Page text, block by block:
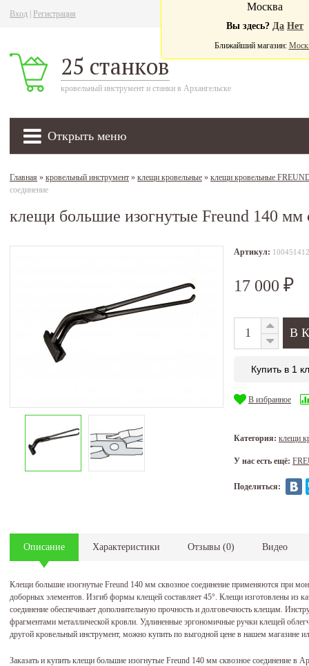
Вход Регистрация
25 станков
кровельный инструмент и станки в Архангельске
Открыть меню
Москва
Вы здесь? Да Нет
Ближайший магазин:
Главная » кровельный инструмент » клещи кровельные » клещи кровельные
соединение
клещи большие изогнутые Freund 140 мм
Артикул: 100451412
17 000 ₽
Купить в 1
В избранное
Категория: клещи
У нас есть ещё:
Поделиться:
Описание Характеристики Отзывы (0) Видео
Клещи большие изогнутые Freund 140 мм сквозное соединение применяются при
доборных элементов. Изгиб формы клещей составляет 45°. Клещи изготовлены из
соединение обеспечивает дополнительную прочность и долговечность клещам.
фрагментами металлической кровли. Удлиненные эргономичные ручки клещей
другой кровельный инструмент, можно купить по выгодной цене в нашем магазине
Заказать и купить клещи большие изогнутые Freund 140 мм сквозное соединение в